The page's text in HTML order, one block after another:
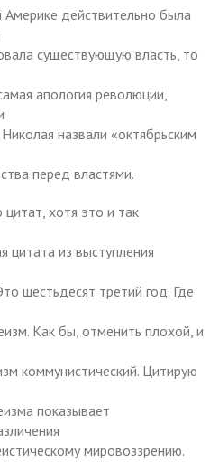
действительно была
существующую власть, то
апология революции,
назвали «октябрьским
перед властями.
цитат, хотя это и так
цитата из выступления
шестьдесят третий год. Где
Как бы, отменить плохой, и
коммунистический. Цитирую
показывает
мировоззрению.